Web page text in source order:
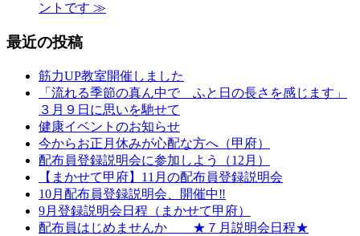
ントです ≫
最近の投稿
筋力UP教室開催しました
「流れる季節の真ん中で ふと日の長さを感じます」
３月９日に思いを馳せて
健康イベントのお知らせ
今からお正月休みが心配な方へ（甲府）
配布員登録説明会に参加しよう（12月）
【まかせて甲府】11月の配布員登録説明会
10月配布員登録説明会、開催中‼
9月登録説明会日程（まかせて甲府）
配布員はじめませんか ★７月説明会日程★